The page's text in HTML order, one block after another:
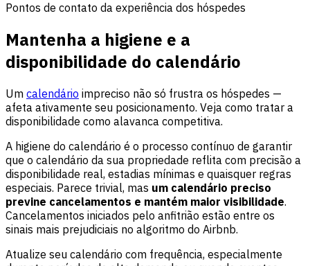
Pontos de contato da experiência dos hóspedes
Mantenha a higiene e a
disponibilidade do calendário
Um calendário impreciso não só frustra os hóspedes —
afeta ativamente seu posicionamento. Veja como tratar a
disponibilidade como alavanca competitiva.
A higiene do calendário é o processo contínuo de garantir
que o calendário da sua propriedade reflita com precisão a
disponibilidade real, estadias mínimas e quaisquer regras
especiais. Parece trivial, mas um calendário preciso
previne cancelamentos e mantém maior visibilidade.
Cancelamentos iniciados pelo anfitrião estão entre os
sinais mais prejudiciais no algoritmo do Airbnb.
Atualize seu calendário com frequência, especialmente